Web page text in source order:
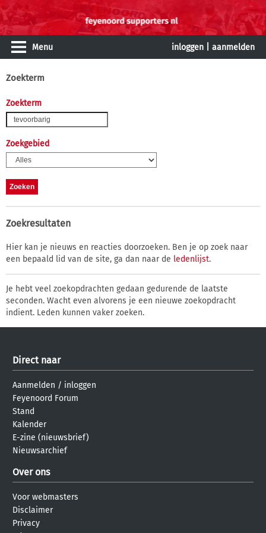
Menu inloggen aanmelden
Zoekterm
Zoekterm
Zoekgebied
Zoekresultaten
Hier kan je nieuws en reacties doorzoeken. Ben je op zoek naar
een bepaald lid van de site, ga dan naar de ledenlijst.
Je hebt veel zoekopdrachten gedaan gedurende de laatste
seconden. Wacht even alvorens je een nieuwe zoekopdracht
indient. Leden kunnen vaker zoeken.
Direct naar
Aanmelden / inloggen
Feyenoord Forum
Stand
Kalender
E-zine (nieuwsbrief)
Nieuwsarchief
Over ons
Voor webmasters
Disclaimer
Privacy